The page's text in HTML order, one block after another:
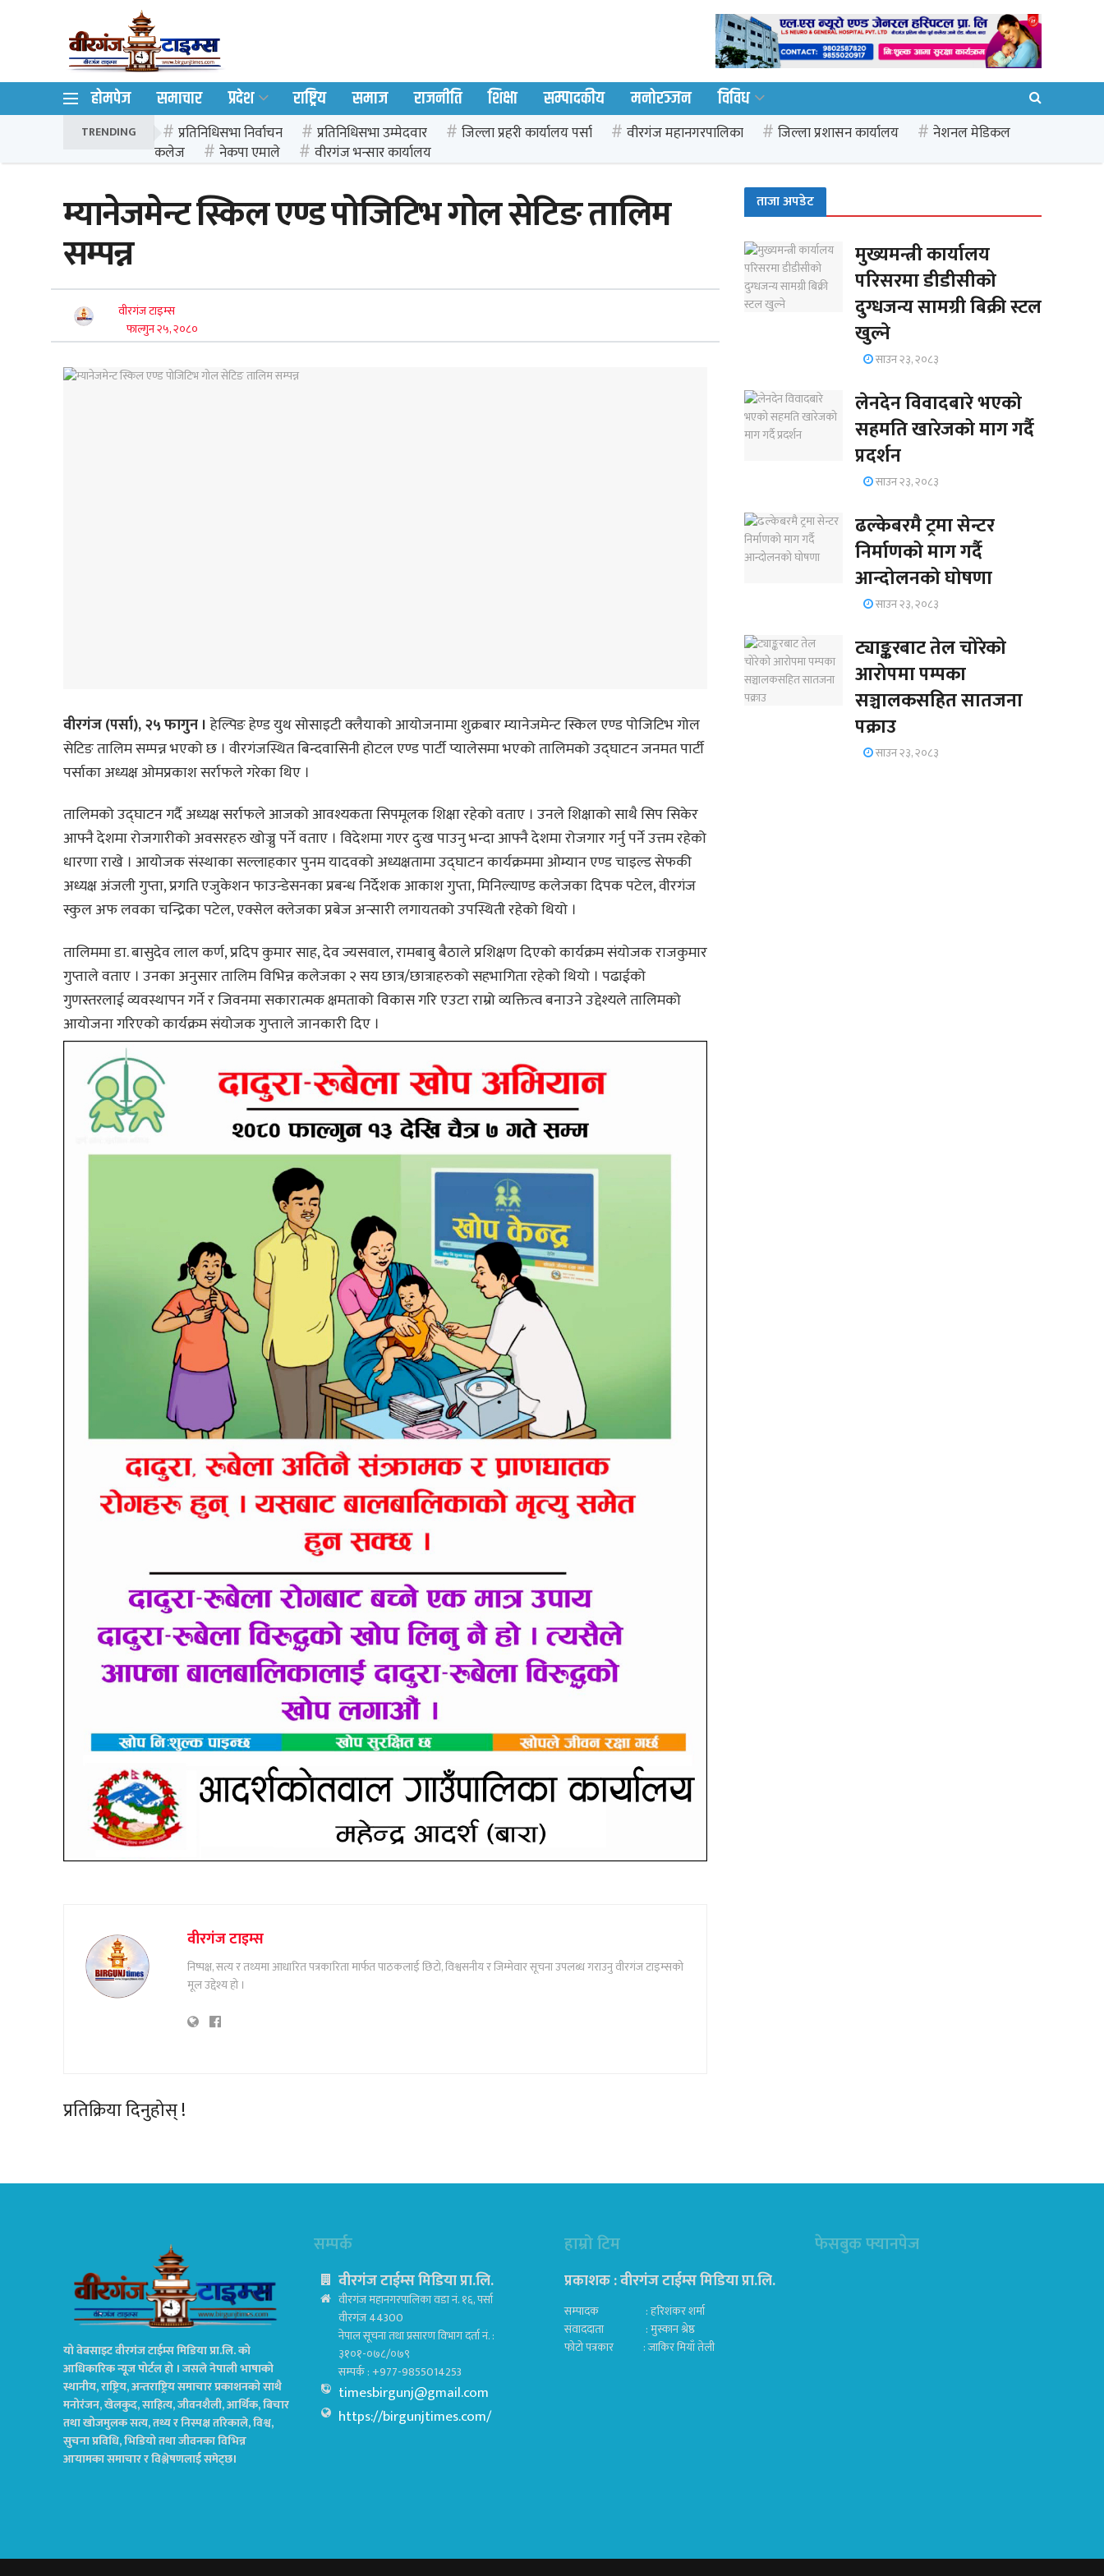
होमपेज समाचार प्रदेश राष्ट्रिय समाज राजनीति शिक्षा सम्पादकीय मनोरञ्जन विविध
TRENDING प्रतिनिधिसभा निर्वाचन प्रतिनिधिसभा उम्मेदवार जिल्ला प्रहरी कार्यालय पर्सा वीरगंज महानगरपालिका जिल्ला प्रशासन कार्यालय
नेशनल मेडिकल
कलेज
नेकपा एमाले वीरगंज भन्सार कार्यालय
म्यानेजमेन्ट स्किल एण्ड पोजिटिभ गोल सेटिङ तालिम
सम्पन्न
वीरगंज टाइम्स
फाल्गुन २५, २०८०
वीरगंज (पर्सा), २५ फागुन ।हेल्पिङ हेण्ड युथ सोसाइटी क्लैयाको आयोजनामा शुक्रबार म्यानेजमेन्ट स्किल एण्ड पोजिटिभ गोल
सेटिङ तालिम सम्पन्न भएको छ । वीरगंजस्थित बिन्दवासिनी होटल एण्ड पार्टी प्यालेसमा भएको तालिमको उद्घाटन जनमत पार्टी
पर्साका अध्यक्ष ओमप्रकाश सर्राफले गरेका थिए ।
तालिमको उद्घाटन गर्दै अध्यक्ष सर्राफले आजको आवश्यकता सिपमूलक शिक्षा रहेको वताए । उनले शिक्षाको साथै सिप सिकेर
आफ्नै देशमा रोजगारीको अवसरहरु खोज्नु पर्ने वताए । विदेशमा गएर दुःख पाउनु भन्दा आफ्नै देशमा रोजगार गर्नु पर्ने उत्तम रहेको
धारणा राखे । आयोजक संस्थाका सल्लाहकार पुनम यादवको अध्यक्षतामा उद्घाटन कार्यक्रममा ओम्यान एण्ड चाइल्ड सेफकी
अध्यक्ष अंजली गुप्ता, प्रगति एजुकेशन फाउन्डेसनका प्रबन्ध निर्देशक आकाश गुप्ता, मिनिल्याण्ड कलेजका दिपक पटेल, वीरगंज
स्कुल अफ लवका चन्द्रिका पटेल, एक्सेल क्लेजका प्रबेज अन्सारी लगायतको उपस्थिती रहेको थियो ।
तालिममा डा. बासुदेव लाल कर्ण, प्रदिप कुमार साह, देव ज्यसवाल, रामबाबु बैठाले प्रशिक्षण दिएको कार्यक्रम संयोजक राजकुमार
गुप्ताले वताए । उनका अनुसार तालिम विभिन्न कलेजका २ सय छात्र/छात्राहरुको सहभागिता रहेको थियो । पढाईको
गुणस्तरलाई व्यवस्थापन गर्ने र जिवनमा सकारात्मक क्षमताको विकास गरि एउटा राम्रो व्यक्तित्व बनाउने उद्देश्यले तालिमको
आयोजना गरिएको कार्यक्रम संयोजक गुप्ताले जानकारी दिए ।
वीरगंज टाइम्स
निष्पक्ष, सत्य र तथ्यमा आधारित पत्रकारिता मार्फत पाठकलाई छिटो, विश्वसनीय र जिम्मेवार सूचना उपलब्ध गराउनु वीरगंज टाइम्सको
मूल उद्देश्य हो ।
प्रतिक्रिया दिनुहोस् !
ताजा अपडेट
मुख्यमन्त्री कार्यालय
परिसरमा डीडीसीको
दुग्धजन्य सामग्री बिक्री स्टल
खुल्ने
साउन २३, २०८३
लेनदेन विवादबारे भएको
सहमति खारेजको माग गर्दै
प्रदर्शन
साउन २३, २०८३
ढल्केबरमै ट्रमा सेन्टर
निर्माणको माग गर्दै
आन्दोलनको घोषणा
साउन २३, २०८३
ट्याङ्करबाट तेल चोरेको
आरोपमा पम्पका
सञ्चालकसहित सातजना
पक्राउ
साउन २३, २०८३
यो वेबसाइट वीरगंज टाईम्स मिडिया प्रा.लि. को
आधिकारिक न्यूज पोर्टल हो । जसले नेपाली भाषाको
स्थानीय, राष्ट्रिय, अन्तराष्ट्रिय समाचार प्रकाशनको साथै
मनोरंजन, खेलकुद, साहित्य, जीवनशैली, आर्थिक, बिचार
तथा खोजमुलक सत्य, तथ्य र निस्पक्ष तरिकाले, विश्व,
सुचना प्रविधि, भिडियो तथा जीवनका विभिन्न
आयामका समाचार र विश्लेषणलाई समेट्छ।
सम्पर्क
वीरगंज टाईम्स मिडिया प्रा.लि.
वीरगंज महानगरपालिका वडा नं. १६, पर्सा
वीरगंज 44300
नेपाल सूचना तथा प्रसारण विभाग दर्ता नं. :
३१०१-०७८/०७९
सम्पर्क : +977-9855014253
timesbirgunj@gmail.com
https://birgunjtimes.com/
हाम्रो टिम
प्रकाशक : वीरगंज टाईम्स मिडिया प्रा‍.लि.
सम्पादक : हरिशंकर शर्मा
संवाददाता : मुस्कान श्रेष्ठ
फोटो पत्रकार : जाकिर मियाँ तेली
फेसबुक फ्यानपेज